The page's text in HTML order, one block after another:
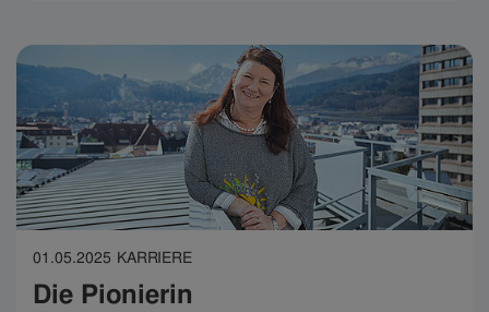
in einem Bereich mitzuwirken, der gerade im
Entstehen ist.“ Ja, extrem cool ist das.
01.05.2025 KARRIERE
Die Pionierin